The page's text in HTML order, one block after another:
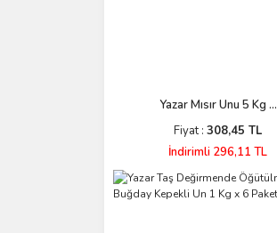
Yazar Mısır Unu 5 Kg ...
Fiyat : 308,45 TL
İndirimli 296,11 TL